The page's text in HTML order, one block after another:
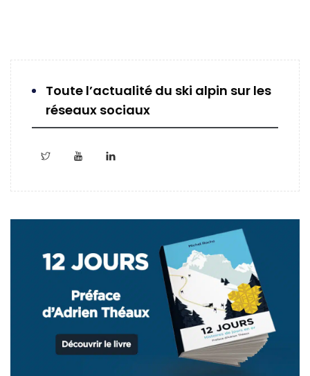
Toute l’actualité du ski alpin sur les
réseaux sociaux